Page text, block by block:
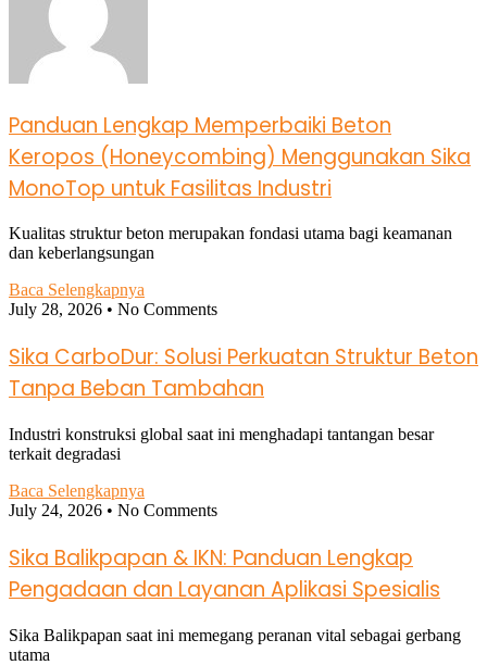
Panduan Lengkap Memperbaiki Beton
Keropos (Honeycombing) Menggunakan Sika
MonoTop untuk Fasilitas Industri
Kualitas struktur beton merupakan fondasi utama bagi keamanan
dan keberlangsungan
Baca Selengkapnya
July 28, 2026
No Comments
Sika CarboDur: Solusi Perkuatan Struktur Beton
Tanpa Beban Tambahan
Industri konstruksi global saat ini menghadapi tantangan besar
terkait degradasi
Baca Selengkapnya
July 24, 2026
No Comments
Sika Balikpapan & IKN: Panduan Lengkap
Pengadaan dan Layanan Aplikasi Spesialis
Sika Balikpapan saat ini memegang peranan vital sebagai gerbang
utama